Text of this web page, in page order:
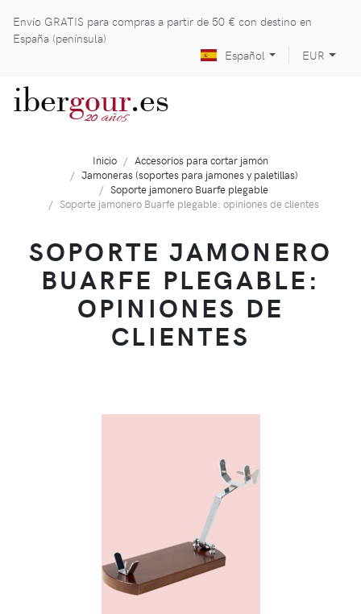
Envío GRATIS para compras a partir de 50 € con destino en
España (península)
Español
EUR
ibergour
20 años .es
Inicio
Accesorios para cortar jamón
Jamoneras (soportes para jamones y paletillas)
Soporte jamonero Buarfe plegable
Soporte jamonero Buarfe plegable: opiniones de clientes
SOPORTE JAMONERO
BUARFE PLEGABLE:
OPINIONES DE
CLIENTES